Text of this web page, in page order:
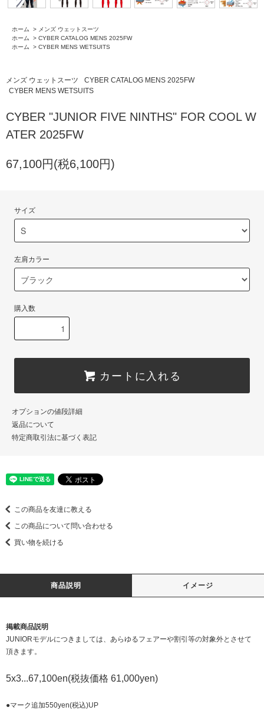
ホーム > メンズ ウェットスーツ
ホーム
> CYBER CATALOG MENS 2025FW
ホーム
> CYBER MENS WETSUITS
メンズ ウェットスーツ
CYBER CATALOG MENS 2025FW
CYBER MENS WETSUITS
CYBER "JUNIOR FIVE NINTHS" FOR COOL W
ATER 2025FW
67,100円(税6,100円)
サイズ
左肩カラー
購入数
カートに入れる
オプションの値段詳細
返品について
特定商取引法に基づく表記
この商品を友達に教える
この商品について問い合わせる
買い物を続ける
商品説明 イメージ
掲載商品説明
JUNIORモデルにつきましては、あらゆるフェアーや割引等の対象外とさせて
頂きます。
5x3...67,100en(税抜価格 61,000yen)
●マーク追加550yen(税込)UP